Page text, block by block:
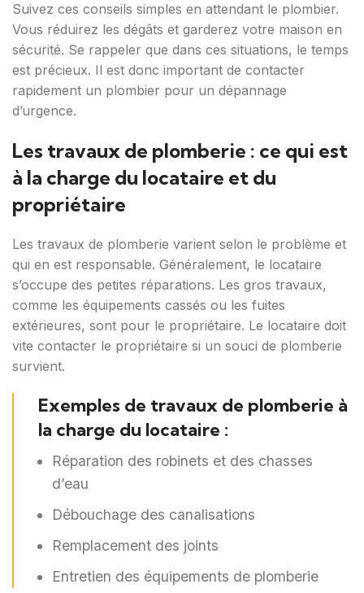
Suivez ces conseils simples en attendant le plombier.
Vous réduirez les dégâts et garderez votre maison en
sécurité. Se rappeler que dans ces situations, le temps
est précieux. Il est donc important de contacter
rapidement un plombier pour un dépannage
d’urgence.
Les travaux de plomberie : ce qui est
à la charge du locataire et du
propriétaire
Les travaux de plomberie varient selon le problème et
qui en est responsable. Généralement, le locataire
s’occupe des petites réparations. Les gros travaux,
comme les équipements cassés ou les fuites
extérieures, sont pour le propriétaire. Le locataire doit
vite contacter le propriétaire si un souci de plomberie
survient.
Exemples de travaux de plomberie à
la charge du locataire :
Réparation des robinets et des chasses
d’eau
Débouchage des canalisations
Remplacement des joints
Entretien des équipements de plomberie